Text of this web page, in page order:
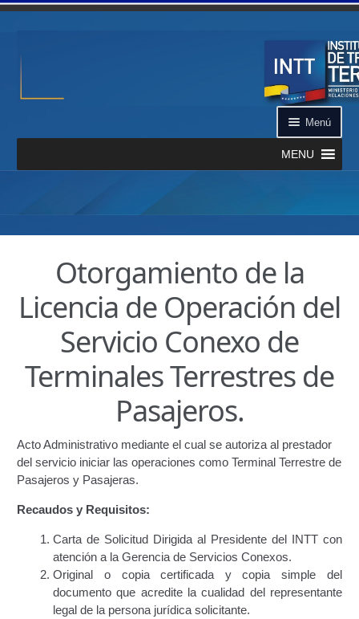
Menú
MENU
Aplicación INTT QR
Automatizados
Certificación de Datos de Vehículo Automatizado
Certificación de Datos para Efectos Consulares con
Apostilla Electrónica
Emisión de Nuevo Certificado de Registro de
Vehículo (Duplicado) Automatizado
Automatizado)
Autorización para la circulación de Vehículo Sobre
Vehículo – Servicio Frecuente
Biblioteca
Otorgamiento de la
Licencia de Operación del
Servicio Conexo de
Terminales Terrestres de
Pasajeros.
Acto Administrativo mediante el cual se autoriza al prestador
del servicio iniciar las operaciones como Terminal Terrestre de
Pasajeros y Pasajeras.
Recaudos y Requisitos:
Carta de Solicitud Dirigida al Presidente del INTT con
atención a la Gerencia de Servicios Conexos.
Original o copia certificada y copia simple del
documento que acredite la cualidad del representante
legal de la persona jurídica solicitante.